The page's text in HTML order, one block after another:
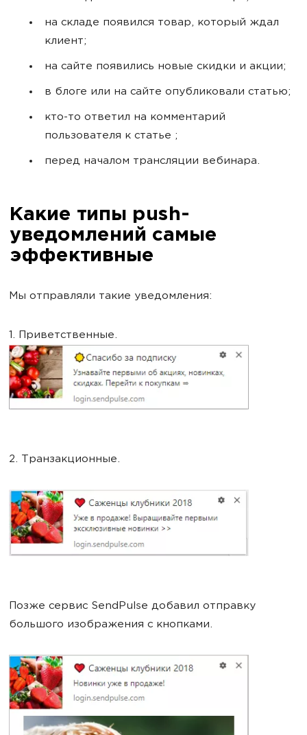
на складе появился товар, который ждал
клиент;
на сайте появились новые скидки и акции;
в блоге или на сайте опубликовали статью;
кто-то ответил на комментарий
пользователя к статье ;
перед началом трансляции вебинара.
Какие типы push-
уведомлений самые
эффективные
Мы отправляли такие уведомления:
1. Приветственные.
2. Транзакционные.
Позже сервис SendPulse добавил отправку
большого изображения с кнопками.